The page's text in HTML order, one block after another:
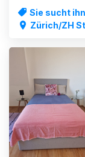
MIT Kondom, Facesitting,
Zürich, Weststrasse 166 Kiss Villa166
please, at
Sie sucht ihn
Zürich/ZH